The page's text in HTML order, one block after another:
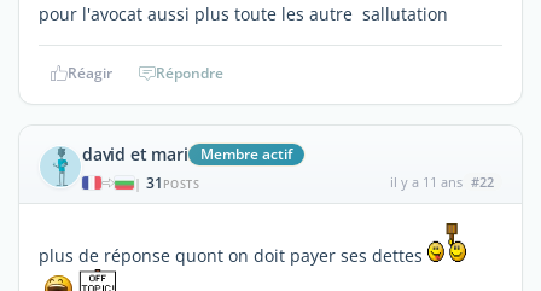
pour l'avocat aussi plus toute les autre sallutation
Réagir Répondre
david et mari Membre actif
| 31 POSTS il y a 11 ans #22
plus de réponse quont on doit payer ses dettes